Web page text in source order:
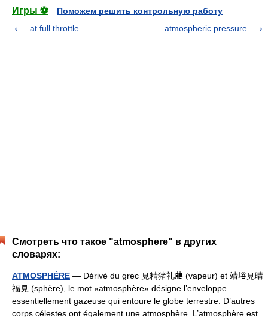
Игры ⚽
Поможем решить контрольную работу
at full throttle
atmospheric pressure
Смотреть что такое "atmosphere" в других
словарях:
ATMOSPHÈRE — Dérivé du grec 見精猪礼﨟 (vapeur) et 靖﨏見晴
福見 (sphère), le mot «atmosphère» désigne l’enveloppe
essentiellement gazeuse qui entoure le globe terrestre. D’autres
corps célestes ont également une atmosphère. L’atmosphère est